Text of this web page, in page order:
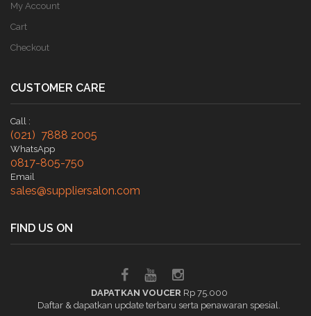
My Account
Cart
Checkout
CUSTOMER CARE
Call :
(021) 7888 2005
WhatsApp
0817-805-750
Email
sales@suppliersalon.com
FIND US ON
DAPATKAN VOUCER Rp 75.000
Daftar & dapatkan update terbaru serta penawaran spesial.